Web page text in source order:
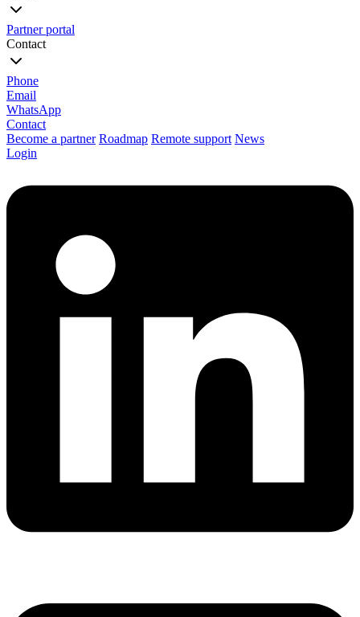
Partner portal
Contact
Phone
Email
WhatsApp
Contact
Become a partner Roadmap Remote support News
Login